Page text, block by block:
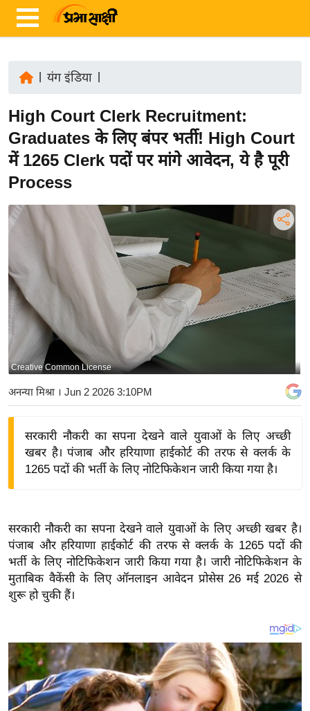
ज़ा
ख
ब
र
ष्ट्री
त
र्रा
ष्ट्री
ज़
द्यो
वि
शे
ष
ज्ञ
रा
ब
ज
ट
खे
यंग इंडिया
High Court Clerk Recruitment:
Graduates के लिए बंपर भर्ती! High Court
में 1265 Clerk पदों पर मांगे आवेदन, ये है पूरी
Process
Creative Common License
अनन्या मिश्रा । Jun 2 2026 3:10PM
सरकारी नौकरी का सपना देखने वाले युवाओं के लिए अच्छी
खबर है। पंजाब और हरियाणा हाईकोर्ट की तरफ से क्लर्क के
1265 पदों की भर्ती के लिए नोटिफिकेशन जारी किया गया है।
सरकारी नौकरी का सपना देखने वाले युवाओं के लिए अच्छी खबर है।
पंजाब और हरियाणा हाईकोर्ट की तरफ से क्लर्क के 1265 पदों की
भर्ती के लिए नोटिफिकेशन जारी किया गया है। जारी नोटिफिकेशन के
मुताबिक वैकेंसी के लिए ऑनलाइन आवेदन प्रोसेस 26 मई 2026 से
शुरू हो चुकी हैं।